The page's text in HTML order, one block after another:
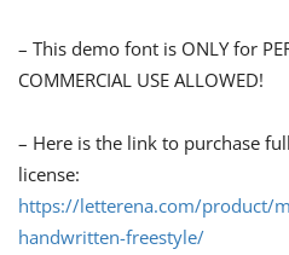
– This demo font is ONLY for
COMMERCIAL USE ALLOWED!
– Here is the link to purchase
license:
https://letterena.com/product/
handwritten-freestyle/